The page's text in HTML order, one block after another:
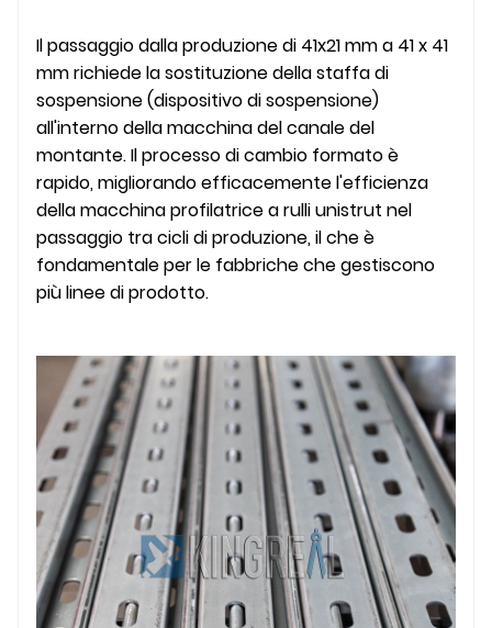
Il passaggio dalla produzione di 41x21 mm a 41 x 41
mm richiede la sostituzione della staffa di
sospensione (dispositivo di sospensione)
all'interno della macchina del canale del
montante. Il processo di cambio formato è
rapido, migliorando efficacemente l'efficienza
della macchina profilatrice a rulli unistrut nel
passaggio tra cicli di produzione, il che è
fondamentale per le fabbriche che gestiscono
più linee di prodotto.